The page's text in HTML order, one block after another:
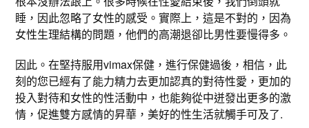
睡，因此忽略了女性的感受。實際上，這是不對的，因為
女性生理結構的問題，他們的高潮退卻比男性要慢得多。
因此。在堅持服用vimax保健，進行保健過後，相信，此
刻的您已經有了能力精力去更加認真的對待性愛，更加的
投入對待和女性的性活動中，也能夠從中迸發出更多的激
情，促進雙方感情的昇華，美好的性生活就觸手可及了.